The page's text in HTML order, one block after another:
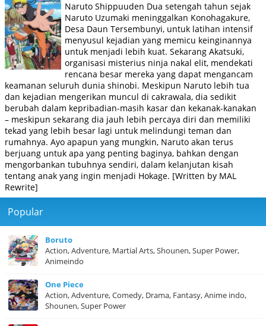
Naruto Shippuuden Dua setengah tahun sejak
Naruto Uzumaki meninggalkan Konohagakure,
Desa Daun Tersembunyi, untuk latihan intensif
menyusul kejadian yang memicu keinginannya
untuk menjadi lebih kuat. Sekarang Akatsuki,
organisasi misterius ninja nakal elit, mendekati
rencana besar mereka yang dapat mengancam
keamanan seluruh dunia shinobi. Meskipun Naruto lebih tua
dan kejadian mengerikan muncul di cakrawala, dia sedikit
berubah dalam kepribadian-masih kasar dan kekanak-kanakan
– meskipun sekarang dia jauh lebih percaya diri dan memiliki
tekad yang lebih besar lagi untuk melindungi teman dan
rumahnya. Ayo apapun yang mungkin, Naruto akan terus
berjuang untuk apa yang penting baginya, bahkan dengan
mengorbankan tubuhnya sendiri, dalam kelanjutan kisah
tentang anak yang ingin menjadi Hokage. [Written by MAL
Rewrite]
Popular
Boruto
Action, Adventure, Martial Arts, Shounen, Super Power,
Animeindo
One Piece
Action, Adventure, Comedy, Drama, Fantasy, Anime indo,
Shounen, Super Power